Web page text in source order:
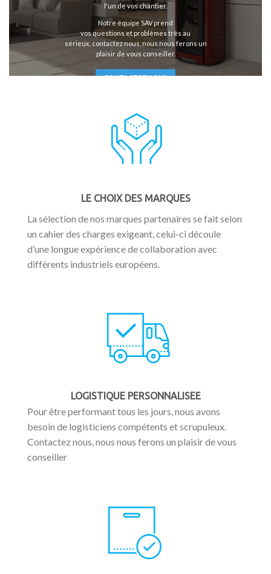
l'un de vos chantier.
Notre équipe SAV prend
vos questions et problèmes très au
sérieux, contactez nous, nous nous ferons un
plaisir de vous conseiller.
CONTACTEZ NOUS
LE CHOIX DES MARQUES
La sélection de nos marques partenaires se fait selon
un cahier des charges exigeant, celui-ci découle
d’une longue expérience de collaboration avec
différents industriels européens.
LOGISTIQUE PERSONNALISEE
Pour être performant tous les jours, nous avons
besoin de logisticiens compétents et scrupuleux.
Contactez nous, nous nous ferons un plaisir de vous
conseiller